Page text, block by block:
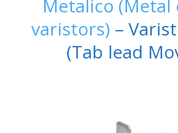
Metalico (Metal
varistors) –
(Tab lead